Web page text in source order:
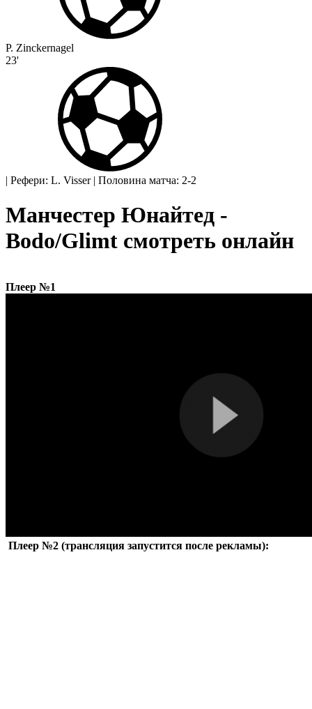
P. Zinckernagel
23'
| Рефери: L. Visser | Половина матча: 2-2
Манчестер Юнайтед -
Bodo/Glimt смотреть онлайн
Плеер №1
Плеер №2 (трансляция запустится после рекламы):